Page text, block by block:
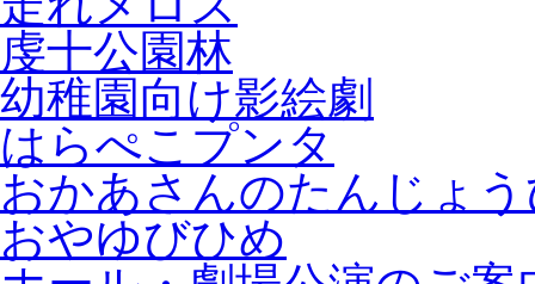
虔十公園林
幼稚園向け影絵劇
はらぺこプンタ
おかあさんのたんじょ
おやゆびひめ